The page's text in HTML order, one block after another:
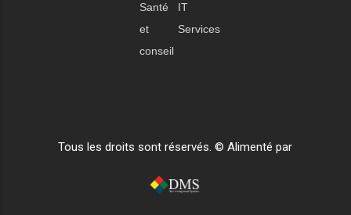
Santé
et
conseil
IT
Services
Tous les droits sont réservés. © Alimenté par